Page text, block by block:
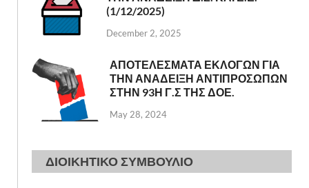
(1/12/2025)
December 2, 2025
ΑΠΟΤΕΛΕΣΜΑΤΑ ΕΚΛΟΓΩΝ ΓΙΑ
ΤΗΝ ΑΝΑΔΕΙΞΗ ΑΝΤΙΠΡΟΣΩΠΩΝ
ΣΤΗΝ 93Η Γ.Σ ΤΗΣ ΔΟΕ.
May 28, 2024
ΔΙΟΙΚΗΤΙΚΟ ΣΥΜΒΟΥΛΙΟ